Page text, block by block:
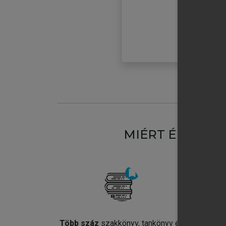
MIÉRT
Több száz szakkönyv, tankönyv és